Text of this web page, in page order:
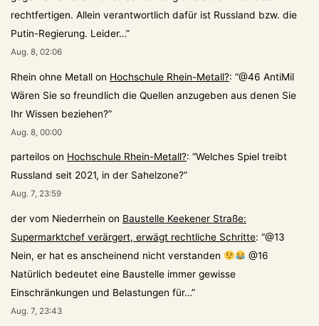
rechtfertigen. Allein verantwortlich dafür ist Russland bzw. die
Putin-Regierung. Leider…”
Aug. 8, 02:06
Rhein ohne Metall on Hochschule Rhein-Metall?: “@46 AntiMil
Wären Sie so freundlich die Quellen anzugeben aus denen Sie
Ihr Wissen beziehen?”
Aug. 8, 00:00
parteilos on Hochschule Rhein-Metall?: “Welches Spiel treibt
Russland seit 2021, in der Sahelzone?”
Aug. 7, 23:59
der vom Niederrhein on Baustelle Keekener Straße:
Supermarktchef verärgert, erwägt rechtliche Schritte: “@13
Nein, er hat es anscheinend nicht verstanden
@16
Natürlich bedeutet eine Baustelle immer gewisse
Einschränkungen und Belastungen für…”
Aug. 7, 23:43